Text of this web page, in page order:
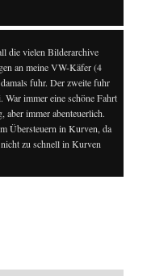
die vielen Bilderarchive
an meine VW-Käfer (4
fuhr. Der zweite fuhr
immer eine schöne Fahrt
aber immer abenteuerlich.
Übersteuern in Kurven, da
zu schnell in Kurven